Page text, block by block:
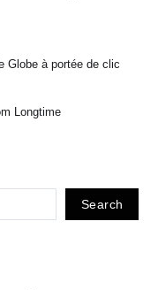
Globe à portée de clic
Longtime
Search